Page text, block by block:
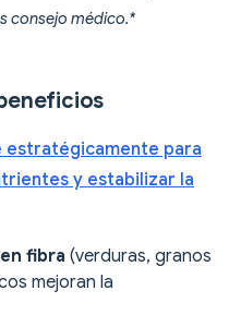
consejo médico.*
estratégicamente para
y estabilizar la
fibra (verduras, granos
mejoran la